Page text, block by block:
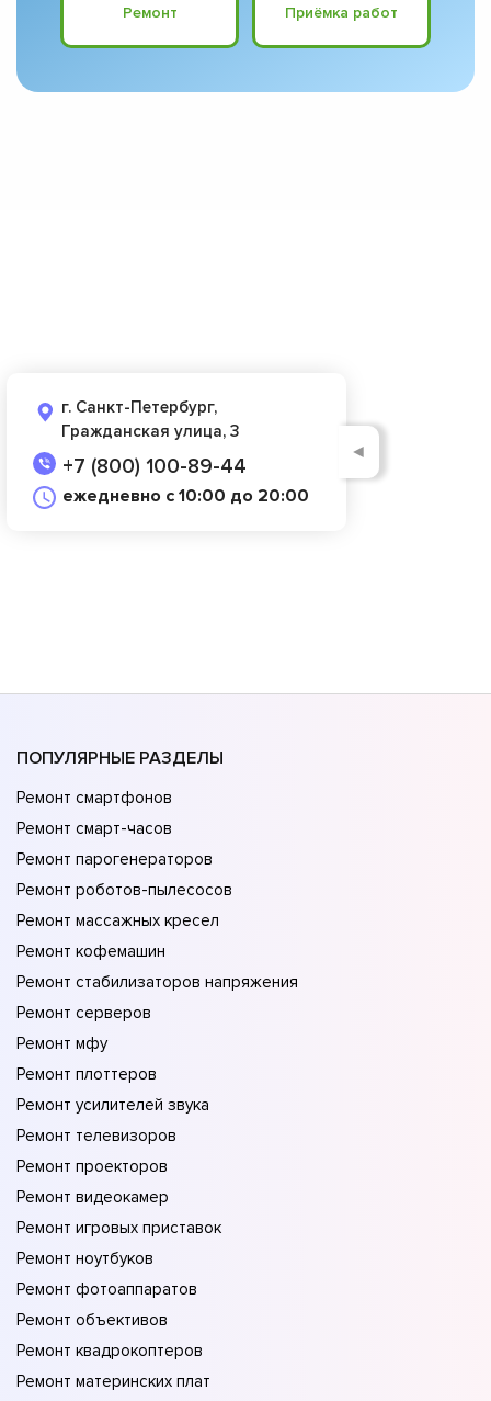
Ремонт Приёмка работ
г. Санкт-Петербург,
Гражданская улица, 3
+7 (800) 100-89-44
ежедневно с 10:00 до 20:00
◄
ПОПУЛЯРНЫЕ РАЗДЕЛЫ
Ремонт смартфонов
Ремонт смарт-часов
Ремонт парогенераторов
Ремонт роботов-пылесосов
Ремонт массажных кресел
Ремонт кофемашин
Ремонт стабилизаторов напряжения
Ремонт серверов
Ремонт мфу
Ремонт плоттеров
Ремонт усилителей звука
Ремонт телевизоров
Ремонт проекторов
Ремонт видеокамер
Ремонт игровых приставок
Ремонт ноутбуков
Ремонт фотоаппаратов
Ремонт объективов
Ремонт квадрокоптеров
Ремонт материнских плат